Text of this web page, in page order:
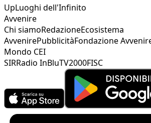
UpLuoghi dell'Infinito
Avvenire
Chi siamoRedazioneEcosistema
AvvenirePubblicitàFondazione
Mondo CEI
SIRRadio InBluTV2000FISC